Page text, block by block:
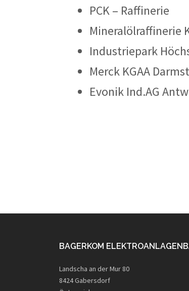
PCK – Raffinerie
Mineralölraffinerie
Industriepark
Merck KGAA
Evonik Ind.AG
BAGERKOM
Landscha an der Mur 80
8424 Gabersdorf